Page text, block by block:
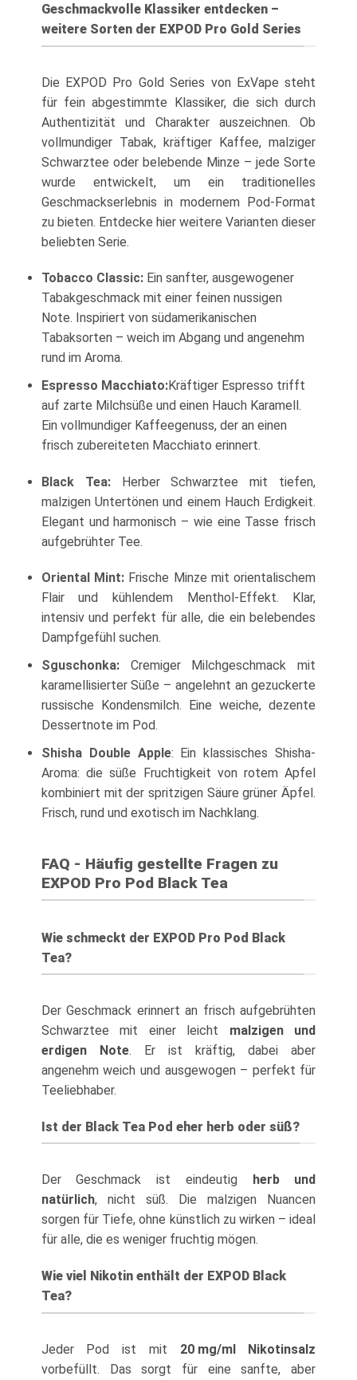
Geschmackvolle Klassiker entdecken –
weitere Sorten der EXPOD Pro Gold Series
Die EXPOD Pro Gold Series von ExVape steht
für fein abgestimmte Klassiker, die sich durch
Authentizität und Charakter auszeichnen. Ob
vollmundiger Tabak, kräftiger Kaffee, malziger
Schwarztee oder belebende Minze – jede Sorte
wurde entwickelt, um ein traditionelles
Geschmackserlebnis in modernem Pod-Format
zu bieten. Entdecke hier weitere Varianten dieser
beliebten Serie.
Tobacco Classic:Ein sanfter, ausgewogener
Tabakgeschmack mit einer feinen nussigen
Note. Inspiriert von südamerikanischen
Tabaksorten – weich im Abgang und angenehm
rund im Aroma.
Espresso Macchiato:Kräftiger Espresso trifft
auf zarte Milchsüße und einen Hauch Karamell.
Ein vollmundiger Kaffeegenuss, der an einen
frisch zubereiteten Macchiato erinnert.
Black Tea: Herber Schwarztee mit tiefen,
malzigen Untertönen und einem Hauch Erdigkeit.
Elegant und harmonisch – wie eine Tasse frisch
aufgebrühter Tee.
Oriental Mint: Frische Minze mit orientalischem
Flair und kühlendem Menthol-Effekt. Klar,
intensiv und perfekt für alle, die ein belebendes
Dampfgefühl suchen.
Sguschonka: Cremiger Milchgeschmack mit
karamellisierter Süße – angelehnt an gezuckerte
russische Kondensmilch. Eine weiche, dezente
Dessertnote im Pod.
Shisha Double Apple: Ein klassisches Shisha-
Aroma: die süße Fruchtigkeit von rotem Apfel
kombiniert mit der spritzigen Säure grüner Äpfel.
Frisch, rund und exotisch im Nachklang.
FAQ - Häufig gestellte Fragen zu
EXPOD Pro Pod Black Tea
Wie schmeckt der EXPOD Pro Pod Black
Tea?
Der Geschmack erinnert an frisch aufgebrühten
Schwarztee mit einer leicht malzigen und
erdigen Note. Er ist kräftig, dabei aber
angenehm weich und ausgewogen – perfekt für
Teeliebhaber.
Ist der Black Tea Pod eher herb oder süß?
Der Geschmack ist eindeutig
herb und
natürlich, nicht süß. Die malzigen Nuancen
sorgen für Tiefe, ohne künstlich zu wirken – ideal
für alle, die es weniger fruchtig mögen.
Wie viel Nikotin enthält der EXPOD Black
Tea?
Jeder Pod ist mit 20 mg/ml Nikotinsalz
vorbefüllt. Das sorgt für eine sanfte, aber